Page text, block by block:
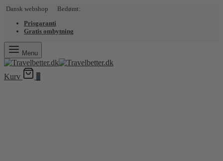
Dansk webshop Bedømt:
Prisgaranti
Gratis ombytning
Menu
Kurv